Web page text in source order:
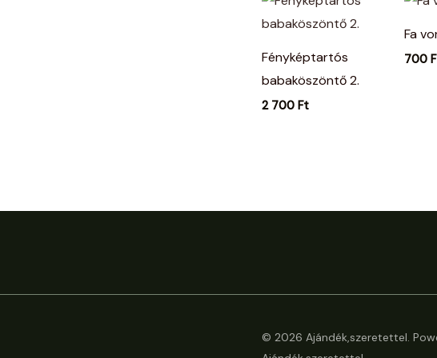
Fényképtartós
babaköszöntő 2.
2 700 Ft
Fa
700
© 2026 Ajándék,szeretettel.